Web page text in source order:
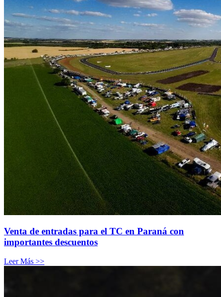
Venta de entradas para el TC en Paraná con
importantes descuentos
Leer Más >>